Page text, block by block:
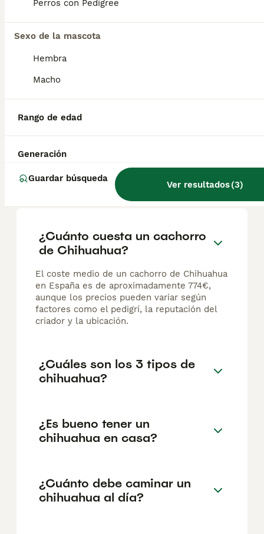
Perros con Pedigree
Sexo de la mascota
Hembra
Macho
Rango de edad
Generación
Guardar búsqueda
Ver resultados(3)
Chihuahua
14 semanas
Preguntas frecuentes
¿Cuánto cuesta un cachorro
de Chihuahua?
El coste medio de un cachorro de Chihuahua
en España es de aproximadamente 774€,
aunque los precios pueden variar según
factores como el pedigrí, la reputación del
criador y la ubicación.
¿Cuáles son los 3 tipos de
chihuahua?
¿Es bueno tener un
chihuahua en casa?
¿Cuánto debe caminar un
chihuahua al día?